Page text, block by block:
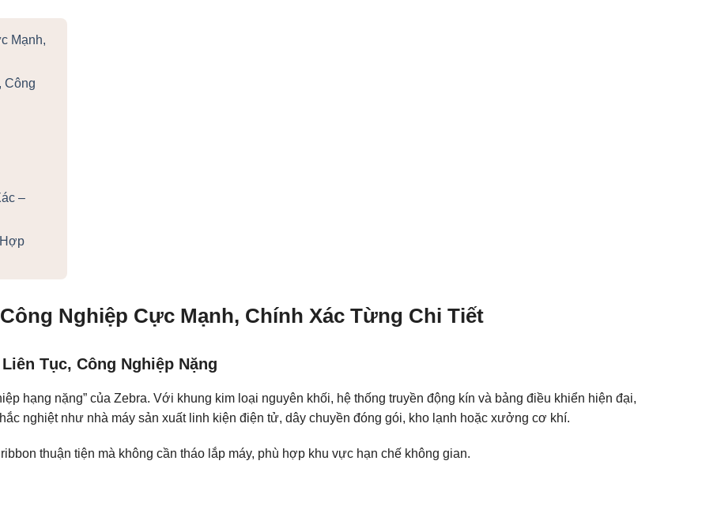
Mạnh,
Công
–
Nghiệp Cực Mạnh, Chính Xác Từng Chi Tiết
Tục, Công Nghiệp Nặng
hạng nặng” của Zebra. Với khung kim loại nguyên khối, hệ thống truyền động kín và bảng điều khiển hiện đại,
nghiệt như nhà máy sản xuất linh kiện điện tử, dây chuyền đóng gói, kho lạnh hoặc xưởng cơ khí.
thuận tiện mà không cần tháo lắp máy, phù hợp khu vực hạn chế không gian.